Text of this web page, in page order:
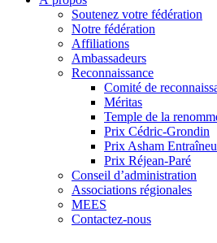
Soutenez votre fédération
Notre fédération
Affiliations
Ambassadeurs
Reconnaissance
Comité de
Méritas
Temple de la
Prix Cédric-Grondin
Prix Asham
Prix Réjean-Paré
Conseil d’administration
Associations régionales
MEES
Contactez-nous